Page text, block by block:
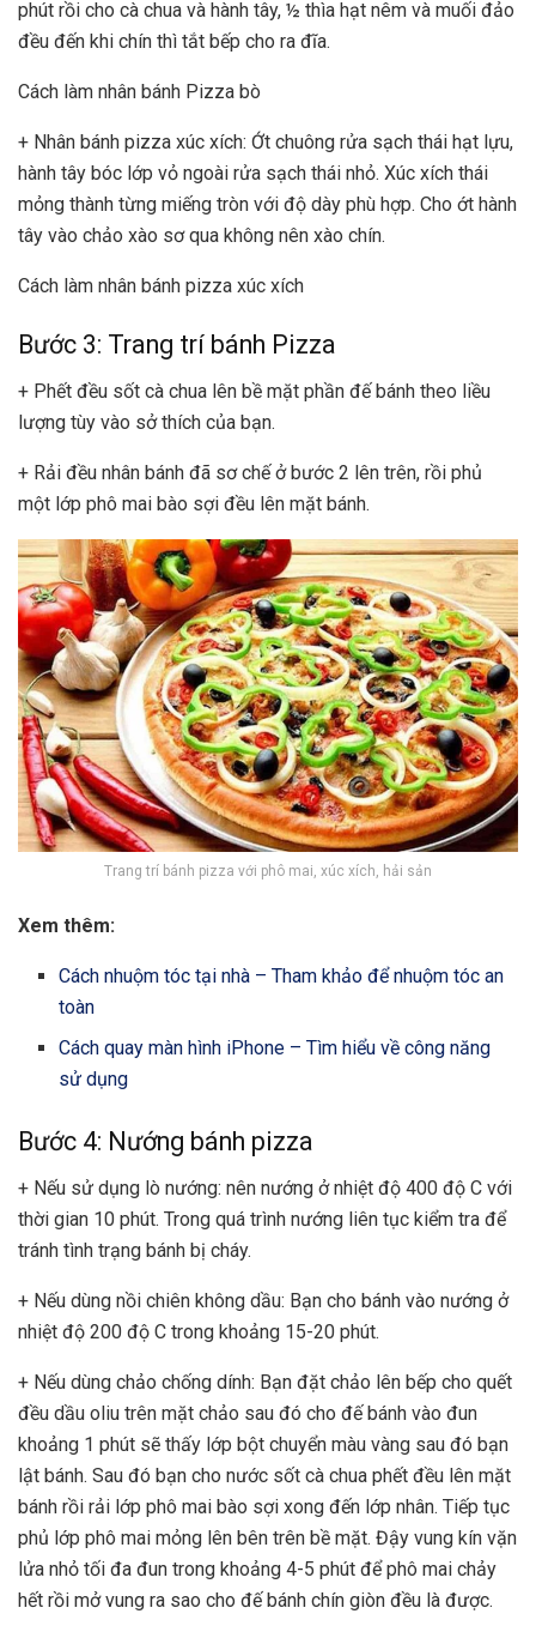
phút rồi cho cà chua và hành tây, ½ thìa hạt nêm và muối đảo
đều đến khi chín thì tắt bếp cho ra đĩa.
Cách làm nhân bánh Pizza bò
+ Nhân bánh pizza xúc xích: Ớt chuông rửa sạch thái hạt lựu,
hành tây bóc lớp vỏ ngoài rửa sạch thái nhỏ. Xúc xích thái
mỏng thành từng miếng tròn với độ dày phù hợp. Cho ớt hành
tây vào chảo xào sơ qua không nên xào chín.
Cách làm nhân bánh pizza xúc xích
Bước 3: Trang trí bánh Pizza
+ Phết đều sốt cà chua lên bề mặt phần đế bánh theo liều
lượng tùy vào sở thích của bạn.
+ Rải đều nhân bánh đã sơ chế ở bước 2 lên trên, rồi phủ
một lớp phô mai bào sợi đều lên mặt bánh.
Trang trí bánh pizza với phô mai, xúc xích, hải sản
Xem thêm:
Cách nhuộm tóc tại nhà – Tham khảo để nhuộm tóc an
toàn
Cách quay màn hình iPhone – Tìm hiểu về công năng
sử dụng
Bước 4: Nướng bánh pizza
+ Nếu sử dụng lò nướng: nên nướng ở nhiệt độ 400 độ C với
thời gian 10 phút. Trong quá trình nướng liên tục kiểm tra để
tránh tình trạng bánh bị cháy.
+ Nếu dùng nồi chiên không dầu: Bạn cho bánh vào nướng ở
nhiệt độ 200 độ C trong khoảng 15-20 phút.
+ Nếu dùng chảo chống dính: Bạn đặt chảo lên bếp cho quết
đều dầu oliu trên mặt chảo sau đó cho đế bánh vào đun
khoảng 1 phút sẽ thấy lớp bột chuyển màu vàng sau đó bạn
lật bánh. Sau đó bạn cho nước sốt cà chua phết đều lên mặt
bánh rồi rải lớp phô mai bào sợi xong đến lớp nhân. Tiếp tục
phủ lớp phô mai mỏng lên bên trên bề mặt. Đậy vung kín vặn
lửa nhỏ tối đa đun trong khoảng 4-5 phút để phô mai chảy
hết rồi mở vung ra sao cho đế bánh chín giòn đều là được.